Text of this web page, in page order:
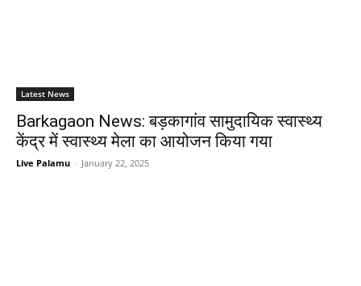
Latest News
Barkagaon News: बड़कागांव सामुदायिक स्वास्थ्य
केंद्र में स्वास्थ्य मेला का आयोजन किया गया
Live Palamu - January 22, 2025